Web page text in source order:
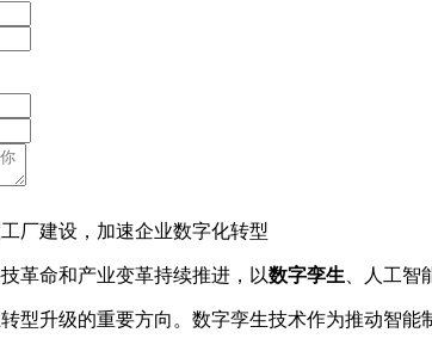
厂建设，加速企业数字化转型
革命和产业变革持续推进，以数字孪生 、人工
型升级的重要方向。数字孪生技术作为推动智